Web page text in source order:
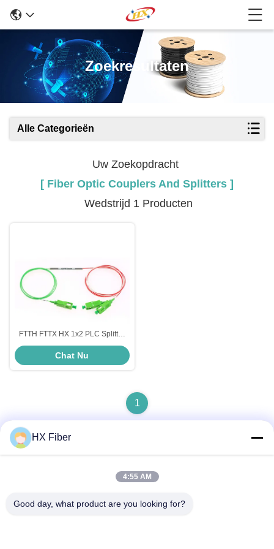
Zoekresultaten
Alle Categorieën
Uw Zoekopdracht
[ Fiber Optic Couplers And Splitters ]
Wedstrijd 1 Producten
FTTH FTTX HX 1x2 PLC Splitter
LC SC ST FC 1260nm-1650nm
Glasvezel Kabel Splitter
Chat Nu
1
Adres
HX Fiber
4:55 AM
Good day, what product are you looking for?